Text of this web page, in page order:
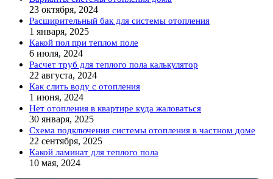
23 октября, 2024
Расширительный бак для системы отопления
1 января, 2025
Какой пол при теплом поле
6 июля, 2024
Расчет труб для теплого пола калькулятор
22 августа, 2024
Как слить воду с отопления
1 июня, 2024
Нет отопления в квартире куда жаловаться
30 января, 2025
Схема подключения системы отопления в частном доме
22 сентября, 2025
Какой ламинат для теплого пола
10 мая, 2024